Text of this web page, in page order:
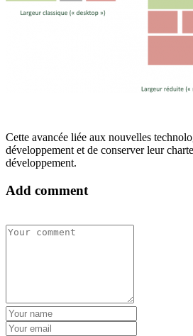
Cette avancée liée aux nouvelles
développement et de conserver leur
développement.
Add comment